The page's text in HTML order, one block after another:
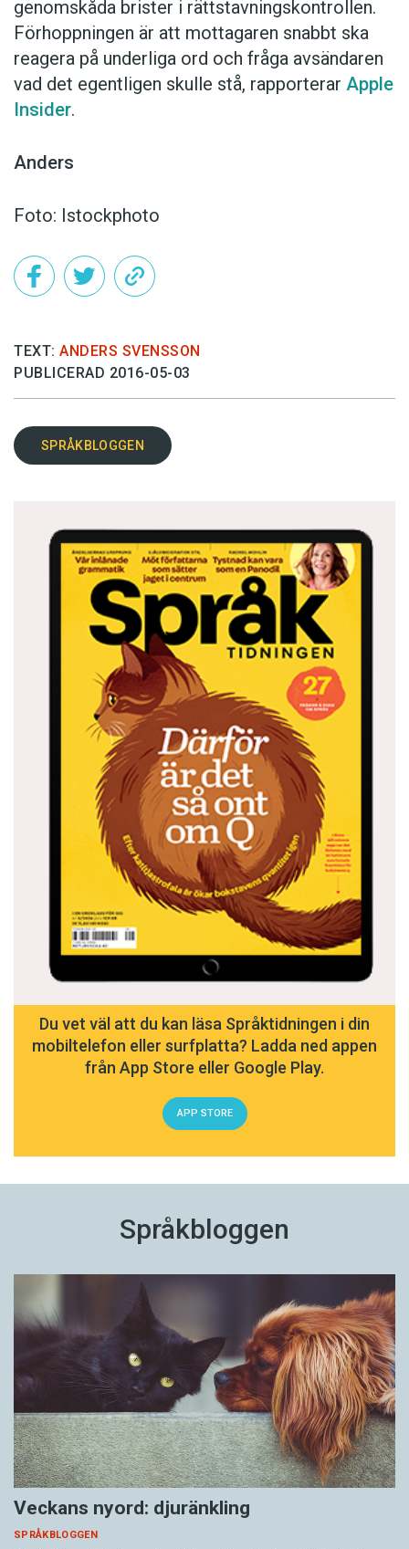
genomskåda brister i rättstavningskontrollen.
Förhoppningen är att mottagaren snabbt ska
reagera på underliga ord och fråga avsändaren
vad det egentligen skulle stå, rapporterar Apple
Insider.
Anders
Foto: Istockphoto
TEXT: ANDERS SVENSSON
PUBLICERAD 2016-05-03
SPRÅKBLOGGEN
Du vet väl att du kan läsa Språktidningen i din
mobiltelefon eller surfplatta? Ladda ned appen
från App Store eller Google Play.
APP STORE
Språkbloggen
Veckans nyord: djuränkling
SPRÅKBLOGGEN